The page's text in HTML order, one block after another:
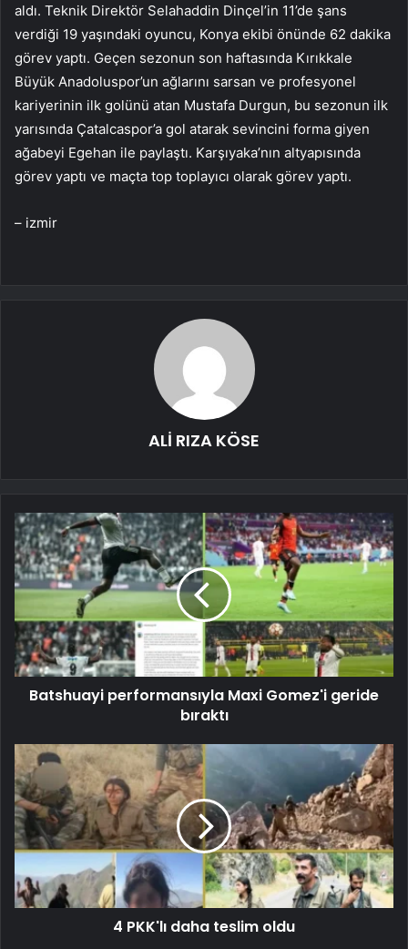
aldı. Teknik Direktör Selahaddin Dinçel’in 11’de şans
verdiği 19 yaşındaki oyuncu, Konya ekibi önünde 62 dakika
görev yaptı. Geçen sezonun son haftasında Kırıkkale
Büyük Anadoluspor’un ağlarını sarsan ve profesyonel
kariyerinin ilk golünü atan Mustafa Durgun, bu sezonun ilk
yarısında Çatalcaspor’a gol atarak sevincini forma giyen
ağabeyi Egehan ile paylaştı. Karşıyaka’nın altyapısında
görev yaptı ve maçta top toplayıcı olarak görev yaptı.
– izmir
ALİ RIZA KÖSE
Batshuayi performansıyla Maxi Gomez'i geride
bıraktı
4 PKK'lı daha teslim oldu